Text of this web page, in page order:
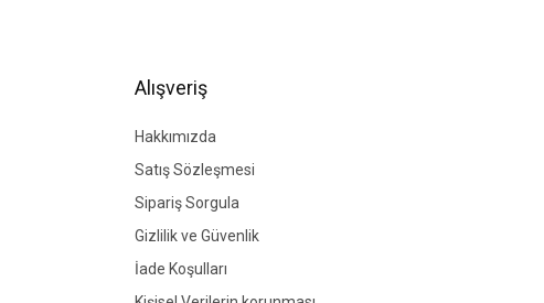
Ürün fiyatı diğer sitelerden daha pahalı.
Bu ürüne benzer farklı alternatifler olmalı.
Alışveriş
Hakkımızda
Satış Sözleşmesi
Sipariş Sorgula
Gizlilik ve Güvenlik
İade Koşulları